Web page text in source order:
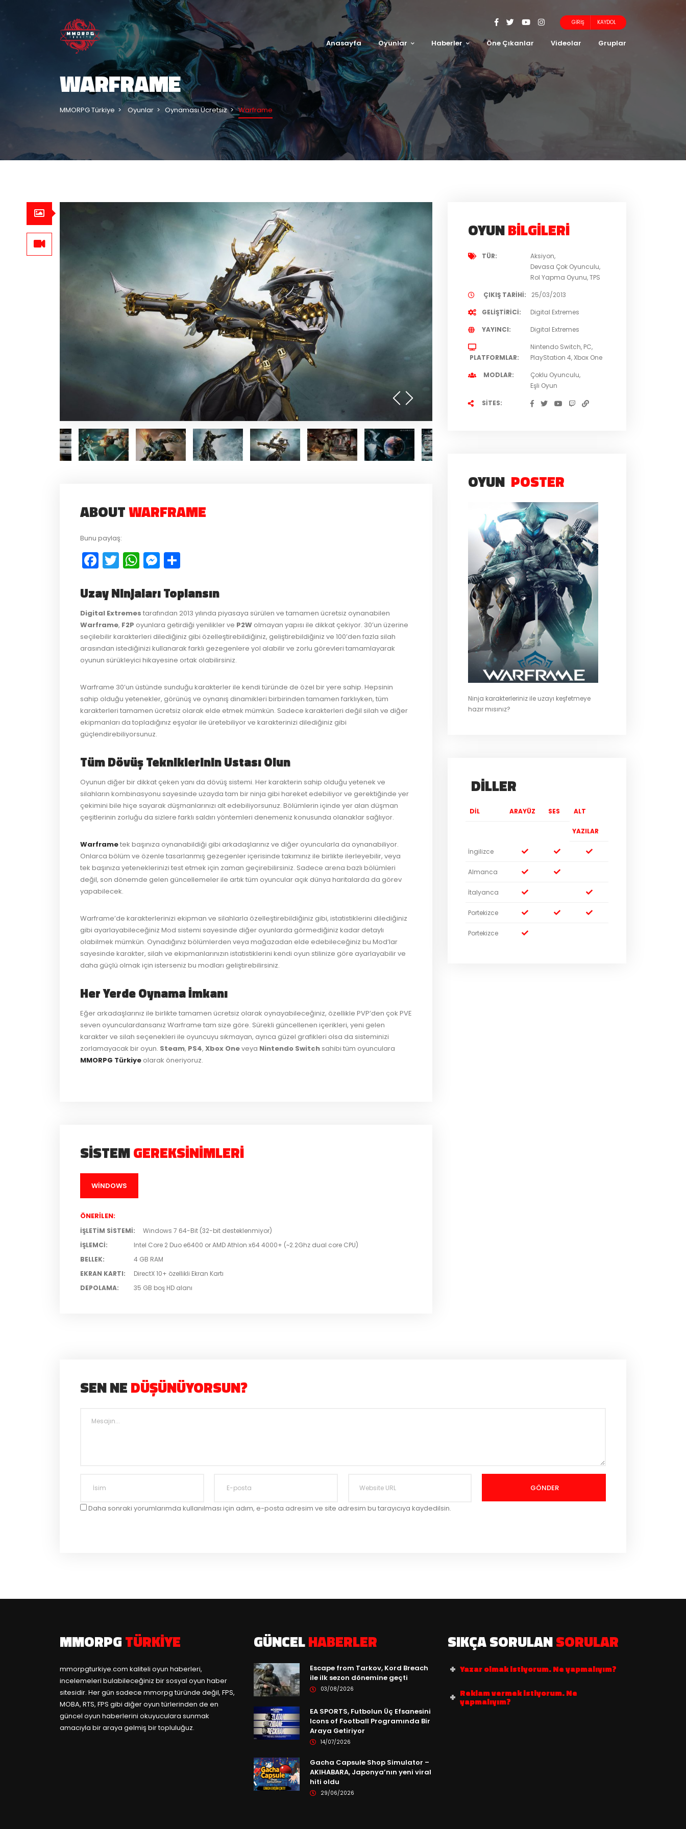
GIRIŞ KAYDOL
Anasayfa Oyunlar Haberler Öne Çıkanlar Videolar Gruplar
WARFRAME
MMORPG Türkiye Oyunlar Oynaması Ücretsiz Warframe
ABOUTWARFRAME
Bunu paylaş:
Facebook
Twitter
WhatsApp
Messenger
Uzay Ninjaları Toplansın
Digital Extremes tarafından 2013 yılında piyasaya sürülen ve tamamen ücretsiz oynanabilen
Warframe, F2P oyunlara getirdiği yenilikler ve P2W olmayan yapısı ile dikkat çekiyor. 30’un üzerine
seçilebilir karakterleri dilediğiniz gibi özelleştirebildiğiniz, geliştirebildiğiniz ve 100’den fazla silah
arasından istediğinizi kullanarak farklı gezegenlere yol alabilir ve zorlu görevleri tamamlayarak
oyunun sürükleyici hikayesine ortak olabilirsiniz.
Warframe 30’un üstünde sunduğu karakterler ile kendi türünde de özel bir yere sahip. Hepsinin
sahip olduğu yetenekler, görünüş ve oynanış dinamikleri birbirinden tamamen farklıyken, tüm
karakterleri tamamen ücretsiz olarak elde etmek mümkün. Sadece karakterleri değil silah ve diğer
ekipmanları da topladığınız eşyalar ile üretebiliyor ve karakterinizi dilediğiniz gibi
güçlendirebiliyorsunuz.
Tüm Dövüş Tekniklerinin Ustası Olun
Oyunun diğer bir dikkat çeken yanı da dövüş sistemi. Her karakterin sahip olduğu yetenek ve
silahların kombinasyonu sayesinde uzayda tam bir ninja gibi hareket edebiliyor ve gerektiğinde yer
çekimini bile hiçe sayarak düşmanlarınızı alt edebiliyorsunuz. Bölümlerin içinde yer alan düşman
çeşitlerinin zorluğu da sizlere farklı saldırı yöntemleri denemeniz konusunda olanaklar sağlıyor.
Warframetek başınıza oynanabildiği gibi arkadaşlarınız ve diğer oyuncularla da oynanabiliyor.
Onlarca bölüm ve özenle tasarlanmış gezegenler içerisinde takımınız ile birlikte ilerleyebilir, veya
tek başınıza yeteneklerinizi test etmek için zaman geçirebilirsiniz. Sadece arena bazlı bölümleri
değil, son dönemde gelen güncellemeler ile artık tüm oyuncular açık dünya haritalarda da görev
yapabilecek.
Warframe’de karakterlerinizi ekipman ve silahlarla özelleştirebildiğiniz gibi, istatistiklerini dilediğiniz
gibi ayarlayabileceğiniz Mod sistemi sayesinde diğer oyunlarda görmediğiniz kadar detaylı
olabilmek mümkün. Oynadığınız bölümlerden veya mağazadan elde edebileceğiniz bu Mod’lar
sayesinde karakter, silah ve ekipmanlarınızın istatistiklerini kendi oyun stilinize göre ayarlayabilir ve
daha güçlü olmak için isterseniz bu modları geliştirebilirsiniz.
Her Yerde Oynama İmkanı
Eğer arkadaşlarınız ile birlikte tamamen ücretsiz olarak oynayabileceğiniz, özellikle PVP’den çok PVE
seven oyunculardansanız Warframe tam size göre. Sürekli güncellenen içerikleri, yeni gelen
karakter ve silah seçenekleri ile oyuncuyu sıkmayan, ayrıca güzel grafikleri olsa da sisteminizi
zorlamayacak bir oyun. Steam, PS4, Xbox Oneveya Nintendo Switch sahibi tüm oyunculara
MMORPG Türkiye olarak öneriyoruz.
SISTEMGEREKSINIMLERI
WINDOWS
ÖNERILEN:
İŞLETIM SISTEMI:
Windows 7 64-Bit (32-bit desteklenmiyor)
İŞLEMCI:
Intel Core 2 Duo e6400 or AMD Athlon x64 4000+ (~2.2Ghz dual core CPU)
BELLEK:
4 GB RAM
EKRAN KARTI:
DirectX 10+ özellikli Ekran Kartı
DEPOLAMA: 35 GB boş HD alanı
OYUNBILGILERI
TÜR
Aksiyon
Devasa Çok Oyunculu
Rol Yapma Oyunu TPS
ÇIKIŞ TARIHI
25/03/2013
GELIŞTIRICI
Digital Extremes
YAYINCI
Digital Extremes
PLATFORMLAR
Nintendo Switch PC
PlayStation 4 Xbox One
MODLAR
Çoklu Oyunculu
Eşli Oyun
SITES
OYUN POSTER
Ninja karakterleriniz ile uzayı keşfetmeye
hazır mısınız?
DILLER
DIL ARAYÜZ SES ALT
YAZILAR
İngilizce
Almanca
İtalyanca
Portekizce
Portekizce
SEN NEDÜŞÜNÜYORSUN?
GÖNDER
Daha sonraki yorumlarımda kullanılması için adım, e-posta adresim ve site adresim bu tarayıcıya kaydedilsin.
MMORPGTÜRKIYE
mmorpgturkiye.com kaliteli oyun haberleri,
incelemeleri bulabileceğiniz bir sosyal oyun haber
sitesidir. Her gün sadece mmorpg türünde değil, FPS,
MOBA, RTS, FPS gibi diğer oyun türlerinden de en
güncel oyun haberlerini okuyuculara sunmak
amacıyla bir araya gelmiş bir topluluğuz.
GÜNCELHABERLER
Escape from Tarkov, Kord Breach
ile ilk sezon dönemine geçti
03/08/2026
EA SPORTS, Futbolun Üç Efsanesini
Icons of Football Programında Bir
Araya Getiriyor
14/07/2026
Gacha Capsule Shop Simulator –
AKIHABARA, Japonya’nın yeni viral
hiti oldu
29/06/2026
SIKÇA SORULANSORULAR
Yazar olmak istiyorum. Ne yapmalıyım?
Reklam vermek istiyorum. Ne
yapmalıyım?